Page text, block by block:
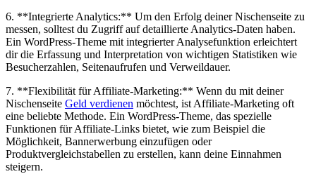
6. **Integrierte Analytics:** Um ⁢den Erfolg deiner Nischenseite zu
messen, solltest​ du Zugriff ‌auf detaillierte Analytics-Daten haben.
Ein WordPress-Theme mit integrierter Analysefunktion erleichtert
dir die ‌Erfassung und ​Interpretation von wichtigen Statistiken wie‌
Besucherzahlen, Seitenaufrufen und Verweildauer.
7. **Flexibilität für ‌Affiliate-Marketing:** Wenn du mit deiner
Nischenseite Geld verdienen möchtest, ist Affiliate-Marketing oft
eine beliebte Methode. Ein WordPress-Theme, das spezielle
Funktionen für Affiliate-Links bietet, wie zum‍ Beispiel die
Möglichkeit, Bannerwerbung einzufügen oder
Produktvergleichstabellen zu erstellen, kann deine Einnahmen
steigern.